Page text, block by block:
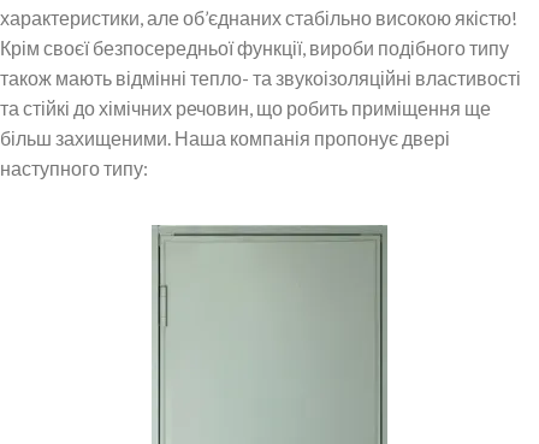
характеристики, але об’єднаних стабільно високою якістю!
Крім своєї безпосередньої функції, вироби подібного типу
також мають відмінні тепло- та звукоізоляційні властивості
та стійкі до хімічних речовин, що робить приміщення ще
більш захищеними. Наша компанія пропонує двері
наступного типу: